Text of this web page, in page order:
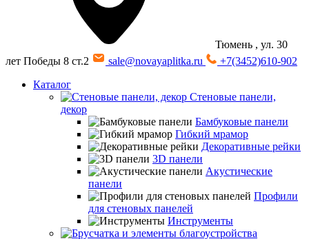
Тюмень , ул. 30
лет Победы 8 ст.2
sale@novayaplitka.ru
+7(3452)610-902
Каталог
Стеновые панели,
декор
Бамбуковые панели
Гибкий мрамор
Декоративные рейки
3D панели
Акустические
панели
Профили
для стеновых панелей
Инструменты